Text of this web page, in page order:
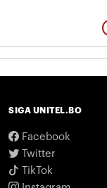
SIGA UNITEL.BO
Facebook
Twitter
TikTok